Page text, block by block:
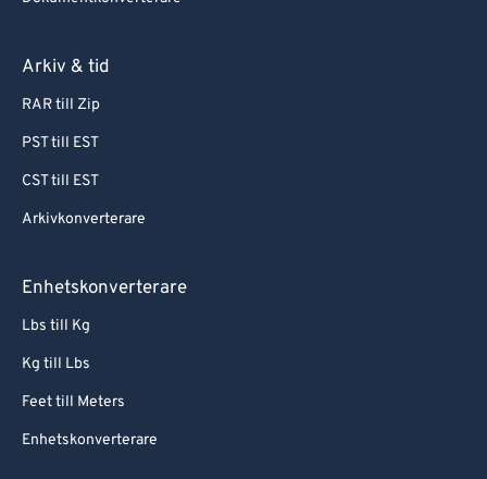
Arkiv & tid
RAR till Zip
PST till EST
CST till EST
Arkivkonverterare
Enhetskonverterare
Lbs till Kg
Kg till Lbs
Feet till Meters
Enhetskonverterare